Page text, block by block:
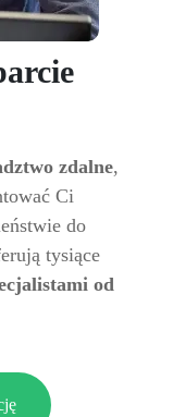
zdalne,
Ci
do
tysiące
od